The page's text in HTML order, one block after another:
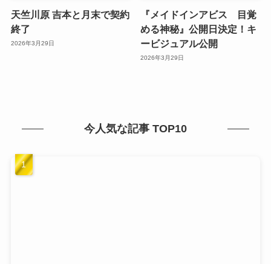
天竺川原 吉本と月末で契約
終了
2026年3月29日
『メイドインアビス 目覚
める神秘』公開日決定！キ
ービジュアル公開
2026年3月29日
今人気な記事 TOP10